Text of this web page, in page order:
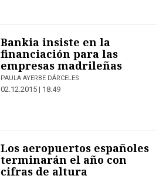
Bankia insiste en la
financiación para las
empresas madrileñas
PAULA AYERBE DÁRCELES
02.12.2015 | 18:49
Los aeropuertos españoles
terminarán el año con
cifras de altura